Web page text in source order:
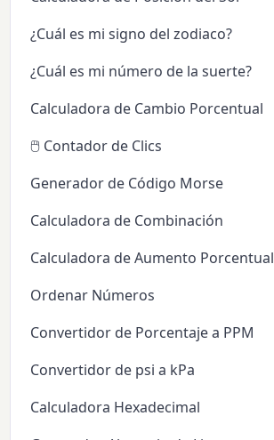
¿Cuál es mi signo del zodiaco?
¿Cuál es mi número de la suerte?
Calculadora de Cambio Porcentual
🖱️ Contador de Clics
Generador de Código Morse
Calculadora de Combinación
Calculadora de Aumento Porcentual
Ordenar Números
Convertidor de Porcentaje a PPM
Convertidor de psi a kPa
Calculadora Hexadecimal